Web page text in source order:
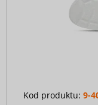
Kod produktu: 9-